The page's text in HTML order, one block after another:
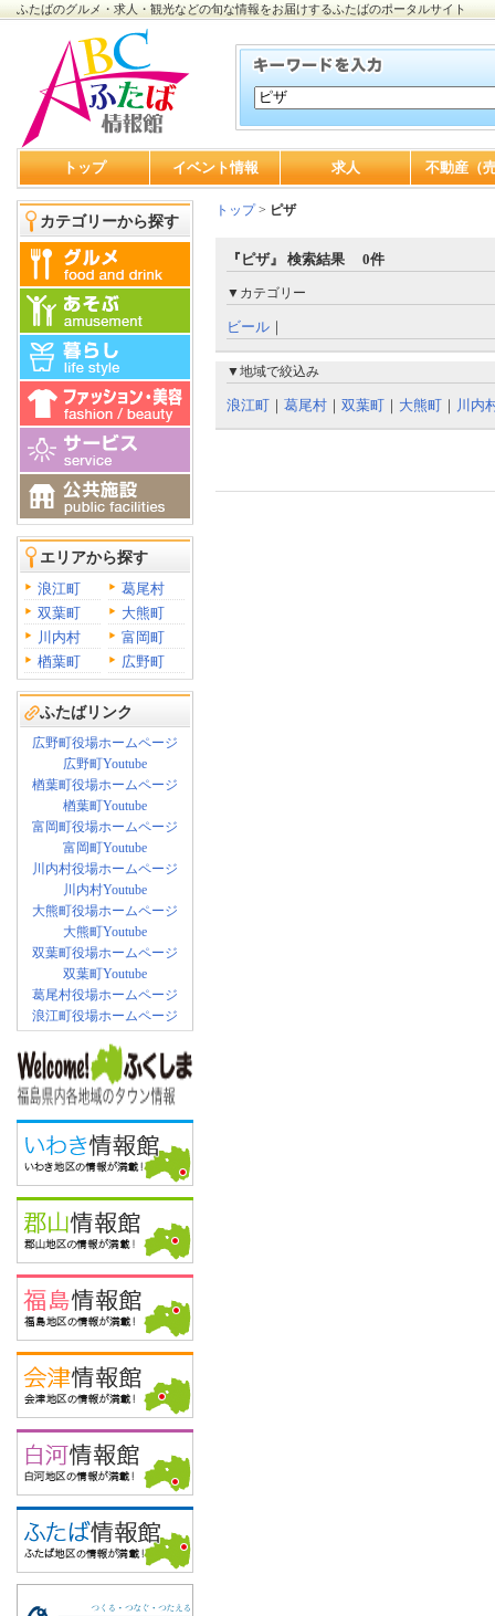
ふたばのグルメ・求人・観光などの旬な情報をお届けするふたばのポータルサイト
トップ イベント情報 求人 不動産（
カテゴリーから探す
エリアから探す
浪江町
葛尾村
双葉町
大熊町
川内村
富岡町
楢葉町
広野町
ふたばリンク
広野町役場ホームページ
広野町Youtube
楢葉町役場ホームページ
楢葉町Youtube
富岡町役場ホームページ
富岡町Youtube
川内村役場ホームページ
川内村Youtube
大熊町役場ホームページ
大熊町Youtube
双葉町役場ホームページ
双葉町Youtube
葛尾村役場ホームページ
浪江町役場ホームページ
トップ> ピザ
『ピザ』 検索結果 0件
▼カテゴリー
ビール ｜
▼地域で絞込み
浪江町 ｜ 葛尾村 ｜ 双葉町 ｜ 大熊町 ｜ 川内